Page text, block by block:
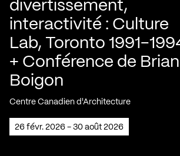
divertissement,
interactivité : Culture
Lab, Toronto 1991-
+ Conférence de Brian
Boigon
Centre Canadien d'Architecture
26 févr. 2026 - 30 août 2026